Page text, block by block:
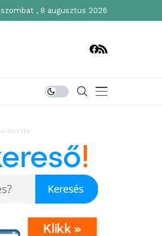
szombat , 8 augusztus 2026
HIRDETÉS